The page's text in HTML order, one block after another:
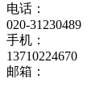
电话：
020-31230489
手机：
13710224670
邮箱：